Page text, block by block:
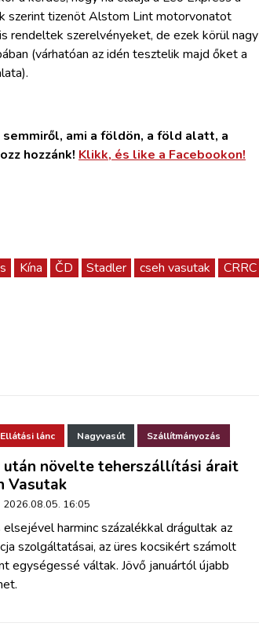
szerint tizenöt Alstom Lint motorvonatot
rendeltek szerelvényeket, de ezek körül nagy
(várhatóan az idén tesztelik majd őket a
ami a földön, a föld alatt, a
hozzánk! Klikk, és like a Facebookon!
Kína ČD Stadler cseh vasutak
CRRC
Ellátási lánc Nagyvasút Szállítmányozás
után növelte teherszállítási árait
Vasutak
2026.08.05. 16:05
harminc százalékkal drágultak az
szolgáltatásai, az üres kocsikért számolt
egységessé váltak. Jövő januártól újabb